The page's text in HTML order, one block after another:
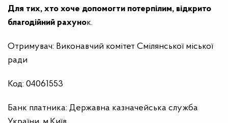
Для тих, хто хоче допомогти потерпілим, відкрито
благодійний рахунок.
Отримувач: Виконавчий комітет Смілянської міської
ради
Код: 04061553
Банк платника: Державна казначейська служба